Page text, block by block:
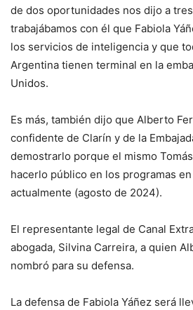
de dos oportunidades nos dijo a
trabajábamos con él que Fabiola
los servicios de inteligencia y que
Argentina tienen terminal en la
Unidos.
Es más, también dijo que Alberto
confidente de Clarín y de la
demostrarlo porque el mismo
hacerlo público en los programas
actualmente (agosto de 2024).
El representante legal de Canal
abogada, Silvina Carreira, a quien
nombró para su defensa.
La defensa de Fabiola Yáñez será